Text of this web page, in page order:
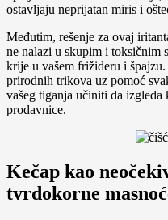
ostavljaju neprijatan miris i
Međutim, rešenje za ovaj
ne nalazi u skupim i toksičnim
krije u vašem frižideru i
prirodnih trikova uz pomoć
vašeg tiganja učiniti da izgleda
prodavnice.
Kečap kao
tvrdokorne